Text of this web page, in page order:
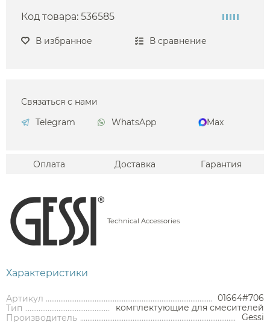
Код товара: 536585
В избранное В сравнение
Связаться с нами
Telegram
WhatsApp Max
Оплата Доставка Гарантия
Technical Accessories
Характеристики
Артикул
01664#706
Тип
комплектующие для смесителей
Производитель
Gessi